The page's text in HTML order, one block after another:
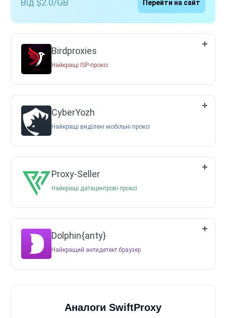
Від $2.0/GB Перейти на сайт
Birdproxies
Найкращі ISP-проксі
CyberYozh
Найкращі виділені мобільні проксі
Proxy-Seller
Найкращі датацентрові проксі
Dolphin{anty}
Найкращий антидетект браузер
Аналоги SwiftProxy